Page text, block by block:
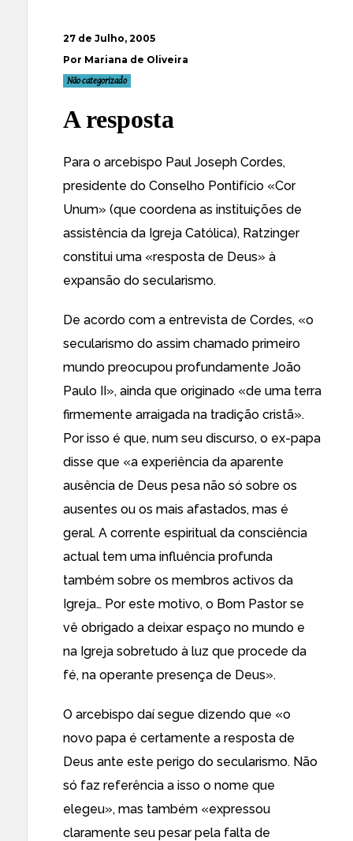
27 de Julho, 2005
Por Mariana de Oliveira
Não categorizado
A resposta
Para o arcebispo Paul Joseph Cordes,
presidente do Conselho Pontifício «Cor
Unum» (que coordena as instituições de
assistência da Igreja Católica), Ratzinger
constitui uma «resposta de Deus» à
expansão do secularismo.
De acordo com a entrevista de Cordes, «o
secularismo do assim chamado primeiro
mundo preocupou profundamente João
Paulo II», ainda que originado «de uma terra
firmemente arraigada na tradição cristã».
Por isso é que, num seu discurso, o ex-papa
disse que «a experiência da aparente
ausência de Deus pesa não só sobre os
ausentes ou os mais afastados, mas é
geral. A corrente espiritual da consciência
actual tem uma influência profunda
também sobre os membros activos da
Igreja… Por este motivo, o Bom Pastor se
vê obrigado a deixar espaço no mundo e
na Igreja sobretudo à luz que procede da
fé, na operante presença de Deus».
O arcebispo daí segue dizendo que «o
novo papa é certamente a resposta de
Deus ante este perigo do secularismo. Não
só faz referência a isso o nome que
elegeu», mas também «expressou
claramente seu pesar pela falta de